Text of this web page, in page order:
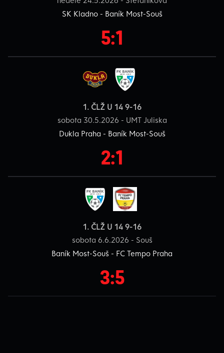
SK Kladno - Baník Most-Souš
5:1
1. ČLŽ U 14 9-16
sobota 30.5.2026 - UMT Juliska
Dukla Praha - Baník Most-Souš
2:1
1. ČLŽ U 14 9-16
sobota 6.6.2026 - Souš
Baník Most-Souš - FC Tempo Praha
3:5